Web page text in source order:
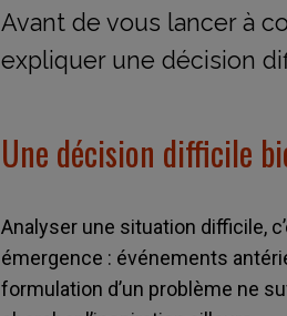
Avant de vous lancer à
expliquer une décision
Une décision difficile
Analyser une situation difficile,
émergence : événements
formulation d’un problème ne